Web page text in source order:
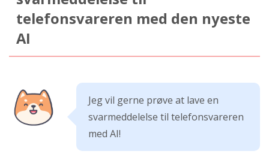
telefonsvareren med den nyeste
AI
Jeg vil gerne prøve at lave en
svarmeddelelse til telefonsvareren
med AI!